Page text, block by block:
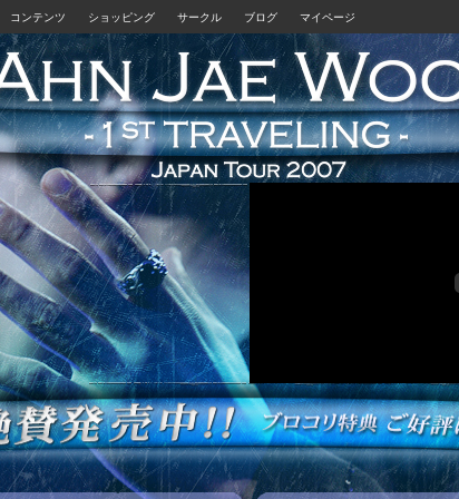
コンテンツ ショッピング サークル ブログ マイページ